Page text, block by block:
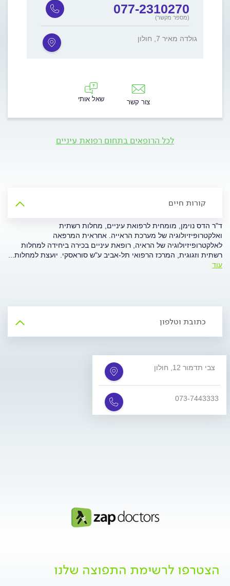
077-2310270
(מספר מקשר)
גולדה מאיר 7, חולון
צור קשר שאל אותי
לכל הרופאים בתחום רפואת עיניים
קורות חיים
ד"ר הדס נוימן, מומחית לרפואת עיניים, מחלות רשתית
ואלקטרופיזיולוגיה של מערכת הראייה. אחראית המרפאה
לאלקטרופיזיולוגיה של הראיה, רופאת עיניים בכירה ביחידה למחלות
רשתית וזגוגית, המרכז הרפואי תל-אביב ע"ש סוראסקי. יועצת למחלות...
עוד
כתובת וטלפון
צבי תדמור 12, חולון
073-7443333
הצטרפו לרשימת התפוצה שלנו